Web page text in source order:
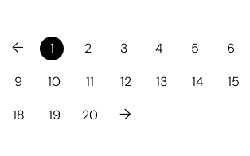
← 1 2 3 4 5 6
9
10 11 12 13 14 15
18
19 20 →